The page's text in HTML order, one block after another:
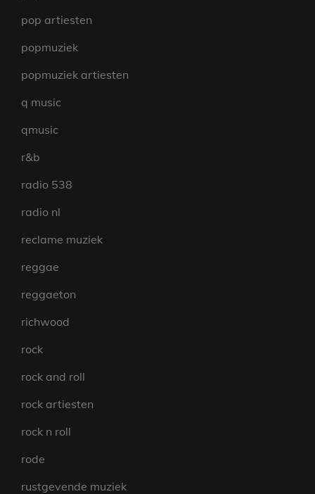
pop artiesten
popmuziek
popmuziek artiesten
q music
qmusic
r&b
radio 538
radio nl
reclame muziek
reggae
reggaeton
richwood
rock
rock and roll
rock artiesten
rock n roll
rode
rustgevende muziek